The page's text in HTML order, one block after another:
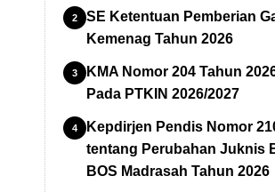
SE Ketentuan Pemberian
Kemenag Tahun 2026
KMA Nomor 204 Tahun
Pada PTKIN 2026/2027
Kepdirjen Pendis Nomor
tentang Perubahan Juknis
BOS Madrasah Tahun 2026